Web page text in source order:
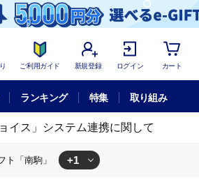
ご利用ガイド 新規登録 ログイン カート
ランキング 特集 取り組み
イス」システム連携に関して
ト「南駒」 +1